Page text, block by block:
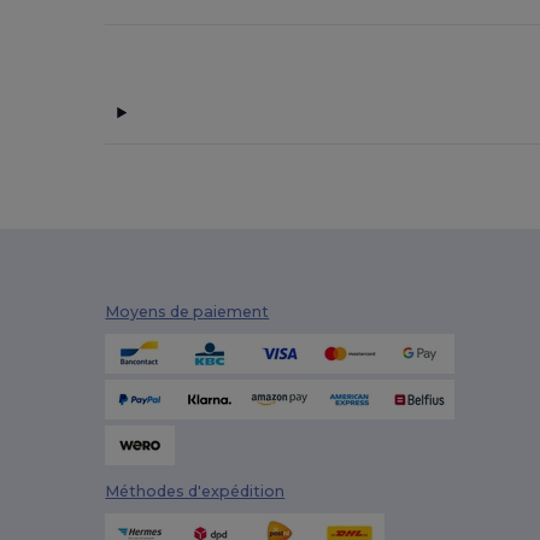
Korntex (2)
Larkwood
(4)
Mustaghata
Moyens de paiement
Méthodes d'expédition